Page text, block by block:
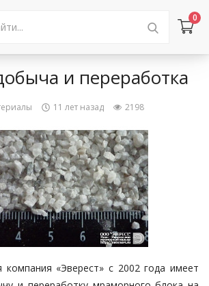
0
и переработка
11 лет назад 2198
компания «Эверест» с 2002 года имеет